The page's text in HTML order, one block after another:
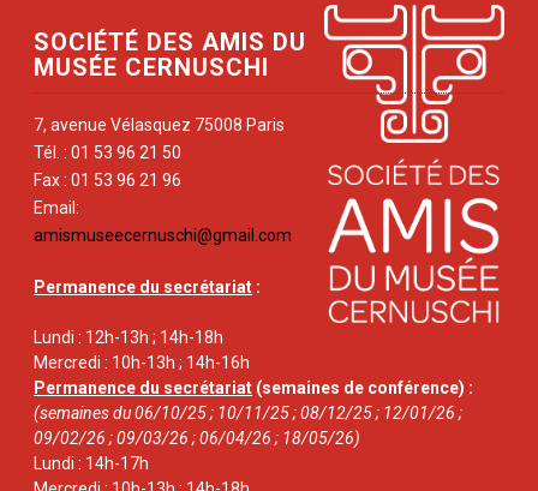
SOCIÉTÉ DES AMIS DU
MUSÉE CERNUSCHI
7, avenue Vélasquez 75008 Paris
Tél. : 01 53 96 21 50
Fax : 01 53 96 21 96
Email:
amismuseecernuschi@gmail.com
Permanence du secrétariat :
Lundi : 12h-13h ; 14h-18h
Mercredi : 10h-13h ; 14h-16h
Permanence du secrétariat (semaines de conférence) :
(semaines du 06/10/25 ; 10/11/25 ; 08/12/25 ; 12/01/26 ;
09/02/26 ; 09/03/26 ; 06/04/26 ; 18/05/26)
Lundi : 14h-17h